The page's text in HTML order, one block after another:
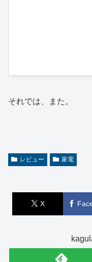
それでは、また。
レビュー 家電
X